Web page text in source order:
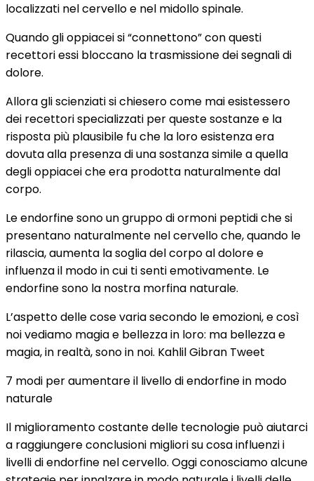
localizzati nel cervello e nel midollo spinale.
Quando gli oppiacei si “connettono” con questi
recettori essi bloccano la trasmissione dei segnali di
dolore.
Allora gli scienziati si chiesero come mai esistessero
dei recettori specializzati per queste sostanze e la
risposta più plausibile fu che la loro esistenza era
dovuta alla presenza di una sostanza simile a quella
degli oppiacei che era prodotta naturalmente dal
corpo.
Le endorfine sono un gruppo di ormoni peptidi che si
presentano naturalmente nel cervello che, quando le
rilascia, aumenta la soglia del corpo al dolore e
influenza il modo in cui ti senti emotivamente. Le
endorfine sono la nostra morfina naturale.
L’aspetto delle cose varia secondo le emozioni, e così
noi vediamo magia e bellezza in loro: ma bellezza e
magia, in realtà, sono in noi. Kahlil Gibran Tweet
7 modi per aumentare il livello di endorfine in modo
naturale
Il miglioramento costante delle tecnologie può aiutarci
a raggiungere conclusioni migliori su cosa influenzi i
livelli di endorfine nel cervello. Oggi conosciamo alcune